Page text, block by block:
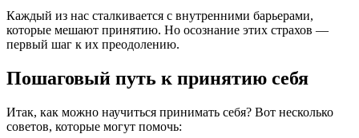
Каждый из нас сталкивается с внутренними барьерами,
которые мешают принятию. Но осознание этих страхов —
первый шаг к их преодолению.
Пошаговый путь к принятию себя
Итак, как можно научиться принимать себя? Вот несколько
советов, которые могут помочь: